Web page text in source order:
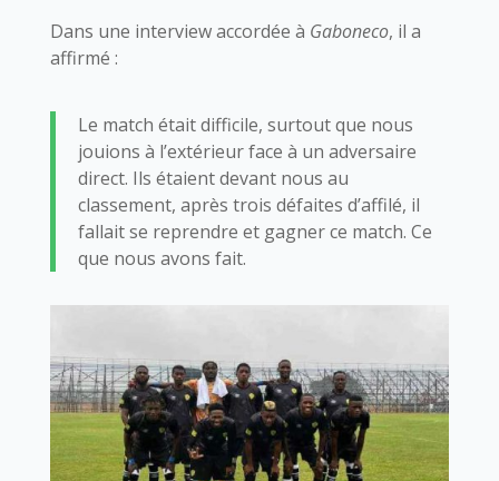
Dans une interview accordée à Gaboneco, il a
affirmé :
Le match était difficile, surtout que nous
jouions à l’extérieur face à un adversaire
direct. Ils étaient devant nous au
classement, après trois défaites d’affilé, il
fallait se reprendre et gagner ce match. Ce
que nous avons fait.